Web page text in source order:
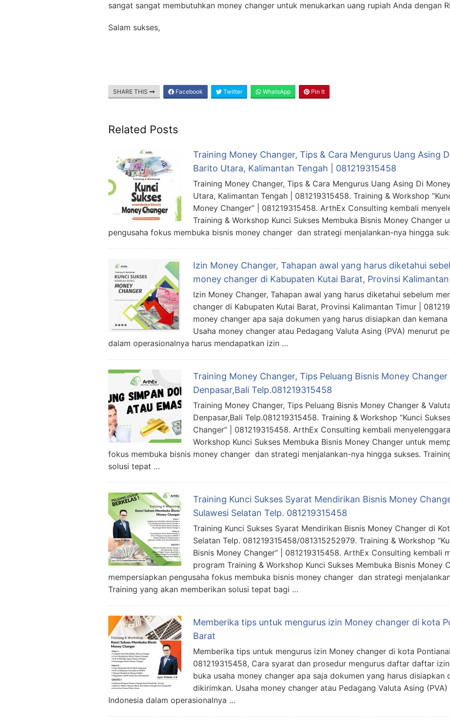
sangat sangat membutuhkan money changer untuk menukarkan uang rupiah Anda dengan
Salam sukses,
SHARE THIS Facebook Twitter WhatsApp Pin It
Related Posts
Training Money Changer, Tips & Cara Mengurus Uang Asing
Barito Utara, Kalimantan Tengah | 081219315458
Training Money Changer, Tips & Cara Mengurus Uang Asing Di
Utara, Kalimantan Tengah | 081219315458. Training & Workshop
Money Changer” | 081219315458. ArthEx Consulting kembali
Training & Workshop Kunci Sukses Membuka Bisnis Money Changer
pengusaha fokus membuka bisnis money changer dan strategi menjalankan-nya hingga
Izin Money Changer, Tahapan awal yang harus diketahui
money changer di Kabupaten Kutai Barat, Provinsi
Izin Money Changer, Tahapan awal yang harus diketahui sebelum
changer di Kabupaten Kutai Barat, Provinsi Kalimantan Timur |
money changer apa saja dokumen yang harus disiapkan dan
Usaha money changer atau Pedagang Valuta Asing (PVA) menurut
dalam operasionalnya harus mendapatkan izin …
Training Money Changer, Tips Peluang Bisnis Money
Denpasar,Bali Telp.081219315458
Training Money Changer, Tips Peluang Bisnis Money Changer &
Denpasar,Bali Telp.081219315458. Training & Workshop “Kunci
Changer” | 081219315458. ArthEx Consulting kembali
Workshop Kunci Sukses Membuka Bisnis Money Changer untuk
fokus membuka bisnis money changer dan strategi menjalankan-nya hingga sukses.
solusi tepat …
Training Kunci Sukses Syarat Mendirikan Bisnis Money
Sulawesi Selatan Telp. 081219315458
Training Kunci Sukses Syarat Mendirikan Bisnis Money Changer di
Selatan Telp. 081219315458/081315252979. Training & Workshop
Bisnis Money Changer” | 081219315458. ArthEx Consulting kembali
program Training & Workshop Kunci Sukses Membuka Bisnis Money
mempersiapkan pengusaha fokus membuka bisnis money changer dan strategi
Training yang akan memberikan solusi tepat bagi …
Memberika tips untuk mengurus izin Money changer di kota
Barat
Memberika tips untuk mengurus izin Money changer di kota
081219315458, Cara syarat dan prosedur mengurus daftar daftar
buka usaha money changer apa saja dokumen yang harus disiapkan
dikirimkan. Usaha money changer atau Pedagang Valuta Asing
Indonesia dalam operasionalnya …